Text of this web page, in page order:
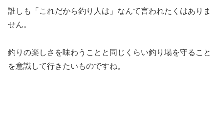
誰しも「これだから釣り人は」なんて言われたくはありま
せん。
釣りの楽しさを味わうことと同じくらい釣り場を守ること
を意識して行きたいものですね。